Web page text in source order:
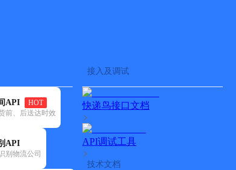
API
HOT
前、后送达时效
API
别物流公司
接入及调试
快递鸟接口文档
API调试工具
技术文档